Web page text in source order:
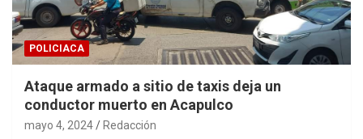
POLICIACA
Ataque armado a sitio de taxis deja un
conductor muerto en Acapulco
mayo 4, 2024 Redacción